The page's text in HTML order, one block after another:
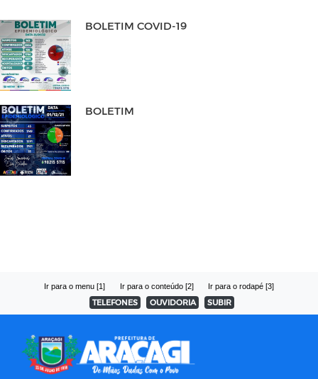
BOLETIM COVID-19
BOLETIM
Ir para o menu [1] Ir para o conteúdo [2] Ir para o rodapé [3]
TELEFONES OUVIDORIA SUBIR